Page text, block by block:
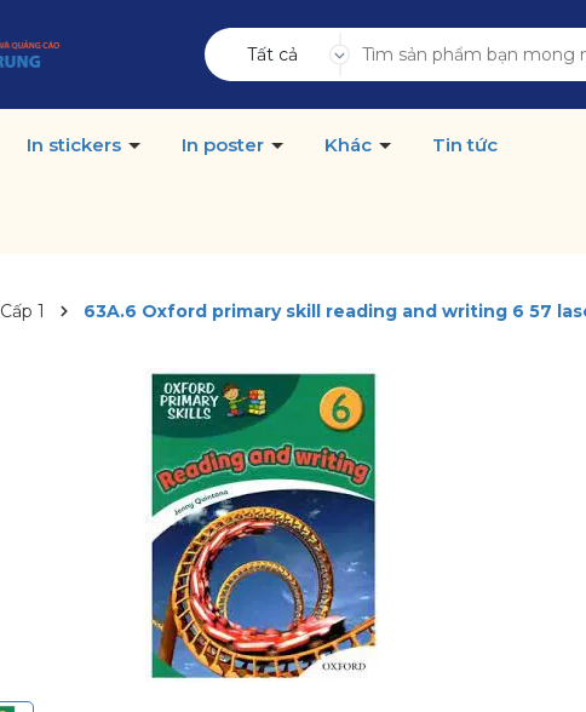
Tất cả
In stickers In poster Khác Tin tức
Cấp 1 63A.6 Oxford primary skill reading and writing 6 57